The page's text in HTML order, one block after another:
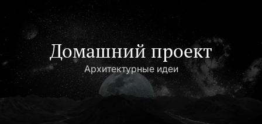
содержимому
Домашний проект
Архитектурные идеи